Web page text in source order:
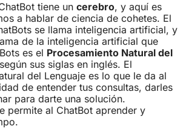
tiene un cerebro, y aquí es
a hablar de ciencia de cohetes. El
se llama inteligencia artificial, y
de la inteligencia artificial que
es el Procesamiento Natural del
según sus siglas en inglés. El
del Lenguaje es lo que le da al
de entender tus consultas, darles
para darte una solución.
permite al ChatBot aprender y